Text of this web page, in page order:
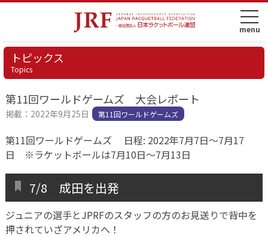
トピックス
Topics
第11回ワールドゲームズ 大会レポート
掲載：2022年9月25日 第11回ワールドゲームズ
第11回ワールドゲームズ 日程: 2022年7月7日〜7月17
日 ※ラケットボールは7月10日〜7月13日
7/8 成田を出発
ジュニアの選手とJPRFのスタッフの方のお見送りで背中を
押されていざアメリカへ！